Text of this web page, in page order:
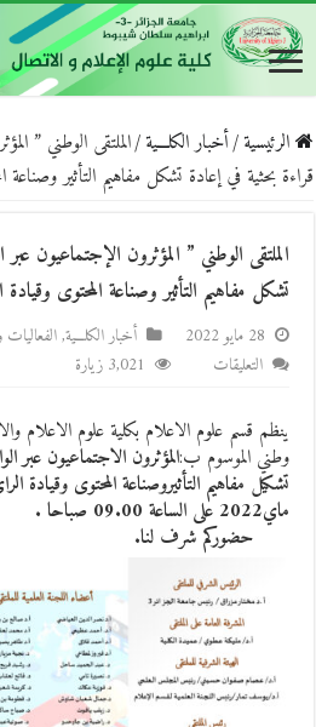
الرئيسية/أخبار الكلـــية/الملتقى الوطني ”
قراءة بحثية في إعادة تشكل مفاهيم التأثير وصناعة
الملتقى الوطني ” المؤثرون الإجتماعيون
تشكل مفاهيم التأثير وصناعة المحتوى وقيادة
28 مايو 2022 أخبار الكلـــية,
التعليقات
3,021 زيارة
وطني الموسوم ب:المؤثرون الاجتماعيون عبر
ماي2022 على الساعة 09.00 صباحا .
حضوركم شرف لنا.